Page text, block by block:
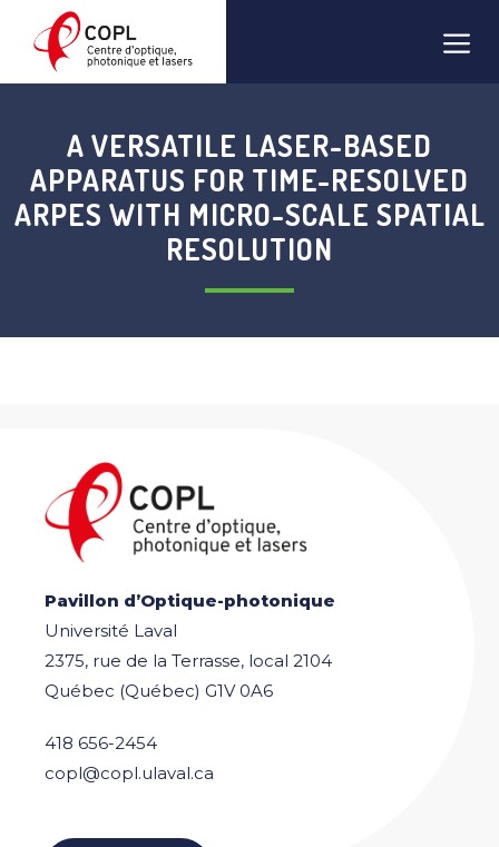
contenu
A VERSATILE LASER-BASED
APPARATUS FOR TIME-RESOLVED
ARPES WITH MICRO-SCALE SPATIAL
RESOLUTION
Pavillon d’Optique-photonique
Université Laval
2375, rue de la Terrasse, local 2104
Québec (Québec) G1V 0A6
418 656-2454
copl@copl.ulaval.ca